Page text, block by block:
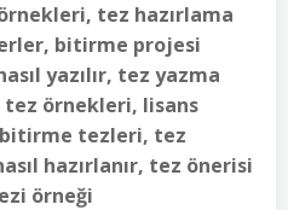
tez hazırlama
bitirme projesi
yazılır, tez yazma
tez örnekleri, lisans
tezleri, tez
hazırlanır, tez önerisi
örneği